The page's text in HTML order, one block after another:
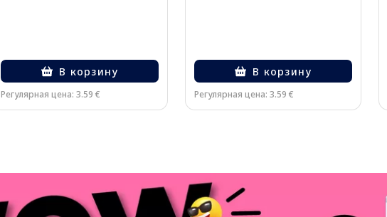
В корзину
Регулярная цена: 3.59 €
В корзину
Регулярная цена: 3.59 €